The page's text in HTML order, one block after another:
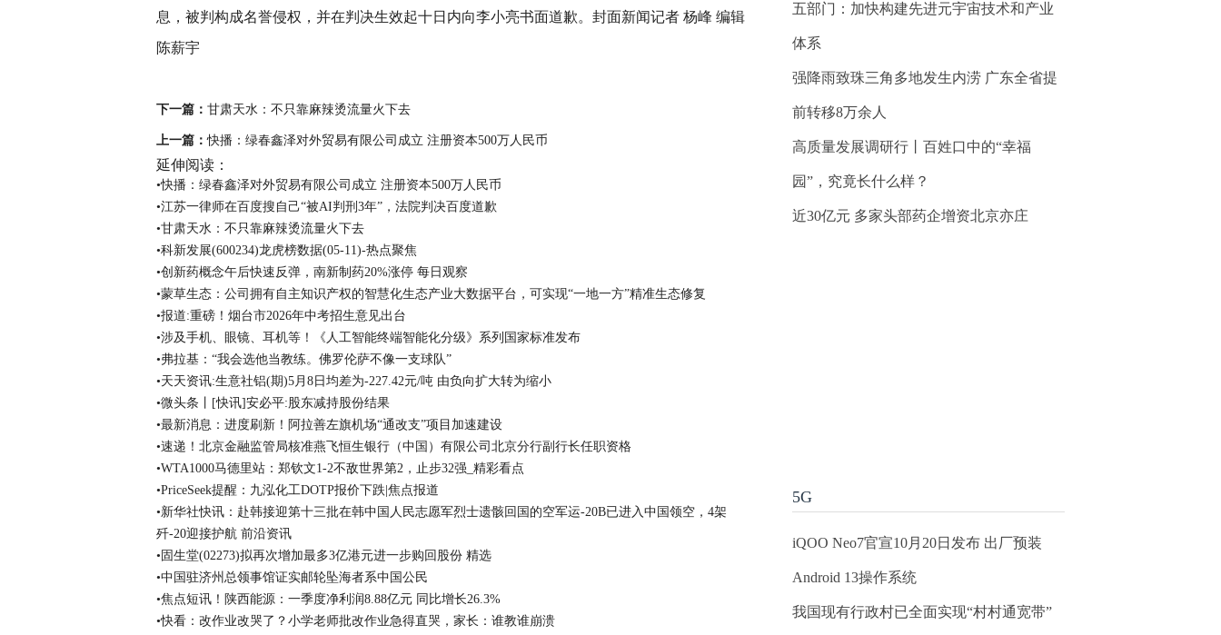
息，被判构成名誉侵权，并在判决生效起十日内向李小亮书面道歉。封面新闻记者 杨峰 编辑
陈薪宇
下一篇： 甘肃天水：不只靠麻辣烫流量火下去
上一篇：快播：绿春鑫泽对外贸易有限公司成立 注册资本500万人民币
延伸阅读：
•快播：绿春鑫泽对外贸易有限公司成立 注册资本500万人民币
•江苏一律师在百度搜自己“被AI判刑3年”，法院判决百度道歉
•甘肃天水：不只靠麻辣烫流量火下去
•科新发展(600234)龙虎榜数据(05-11)-热点聚焦
•创新药概念午后快速反弹，南新制药20%涨停 每日观察
•蒙草生态：公司拥有自主知识产权的智慧化生态产业大数据平台，可实现“一地一方”精准生态修复
•报道:重磅！烟台市2026年中考招生意见出台
•涉及手机、眼镜、耳机等！《人工智能终端智能化分级》系列国家标准发布
•弗拉基：“我会选他当教练。佛罗伦萨不像一支球队”
•天天资讯:生意社铝(期)5月8日均差为-227.42元/吨 由负向扩大转为缩小
•微头条丨[快讯]安必平:股东减持股份结果
•最新消息：进度刷新！阿拉善左旗机场“通改支”项目加速建设
•速递！北京金融监管局核准燕飞恒生银行（中国）有限公司北京分行副行长任职资格
•WTA1000马德里站：郑钦文1-2不敌世界第2，止步32强_精彩看点
•PriceSeek提醒：九泓化工DOTP报价下跌|焦点报道
•新华社快讯：赴韩接迎第十三批在韩中国人民志愿军烈士遗骸回国的空军运-20B已进入中国领空，4架
歼-20迎接护航 前沿资讯
•固生堂(02273)拟再次增加最多3亿港元进一步购回股份 精选
•中国驻济州总领事馆证实邮轮坠海者系中国公民
•焦点短讯！陕西能源：一季度净利润8.88亿元 同比增长26.3%
•快看：改作业改哭了？小学老师批改作业急得直哭，家长：谁教谁崩溃
五部门：加快构建先进元宇宙技术和产业
体系
强降雨致珠三角多地发生内涝 广东全省提
前转移8万余人
高质量发展调研行丨百姓口中的“幸福
园”，究竟长什么样？
近30亿元 多家头部药企增资北京亦庄
5G
iQOO Neo7官宣10月20日发布 出厂预装
Android 13操作系统
我国现有行政村已全面实现“村村通宽带”